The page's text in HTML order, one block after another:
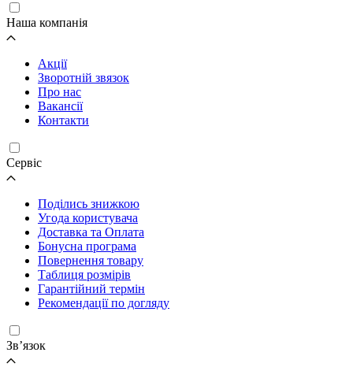
Наша компанія
Акції
Зворотній звязок
Про нас
Вакансії
Контакти
Cервіс
Поділись знижкою
Угода користувача
Доставка та Оплата
Бонусна програма
Повернення товару
Таблиця розмірів
Гарантійний термін
Рекомендації по догляду
Зв’язок